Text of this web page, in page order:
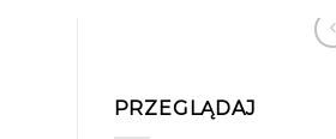
PRZEGLĄDAJ